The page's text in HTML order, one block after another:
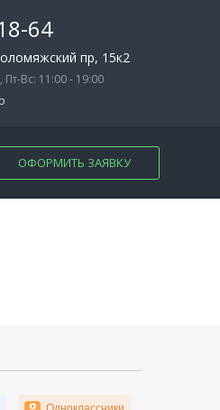
64
пр, 15к2
Пт-Вс: 11:00 - 19:00
ОФОРМИТЬ ЗАЯВКУ
Одноклассники